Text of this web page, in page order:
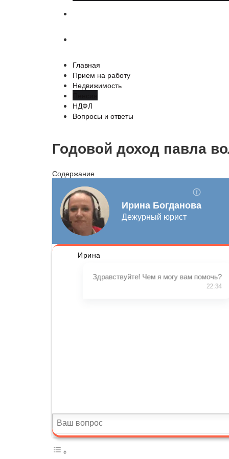
Главная
Прием на работу
Недвижимость
НДФЛ
Вопросы и ответы
Годовой доход павла
Содержание